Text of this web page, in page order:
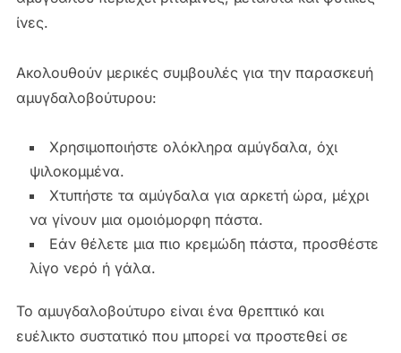
ίνες.
Ακολουθούν μερικές συμβουλές για την παρασκευή
αμυγδαλοβούτυρου:
Χρησιμοποιήστε ολόκληρα αμύγδαλα, όχι
ψιλοκομμένα.
Χτυπήστε τα αμύγδαλα για αρκετή ώρα, μέχρι
να γίνουν μια ομοιόμορφη πάστα.
Εάν θέλετε μια πιο κρεμώδη πάστα, προσθέστε
λίγο νερό ή γάλα.
Το αμυγδαλοβούτυρο είναι ένα θρεπτικό και
ευέλικτο συστατικό που μπορεί να προστεθεί σε